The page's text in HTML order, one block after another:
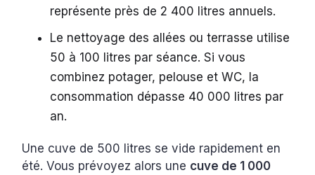
représente près de 2 400 litres annuels.
Le nettoyage des allées ou terrasse utilise
50 à 100 litres par séance. Si vous
combinez potager, pelouse et WC, la
consommation dépasse 40 000 litres par
an.
Une cuve de 500 litres se vide rapidement en
été. Vous prévoyez alors une cuve de 1 000